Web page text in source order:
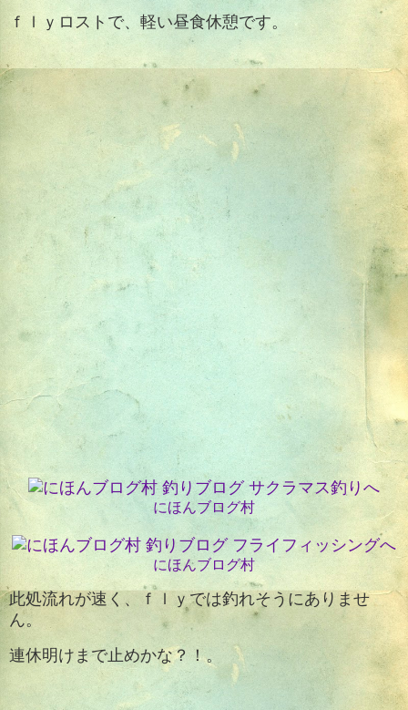
ｆｌｙロストで、軽い昼食休憩です。
にほんブログ村
にほんブログ村
此処流れが速く、ｆｌｙでは釣れそうにありませ
ん。
連休明けまで止めかな？！。